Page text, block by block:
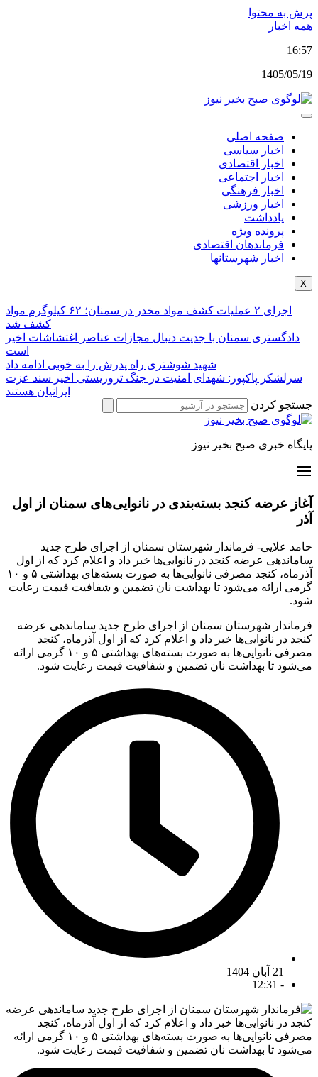
پرش به محتوا
همه اخبار
16:57
1405/05/19
صفحه اصلی
اخبار سیاسی
اخبار اقتصادی
اخبار اجتماعی
اخبار فرهنگی
اخبار ورزشی
یادداشت
پرونده ویژه
فرماندهان اقتصادی
اخبار شهرستانها
X
اجرای ۲ عملیات کشف مواد مخدر در سمنان؛ ۶۲ کیلوگرم مواد
کشف شد
دادگستری سمنان با جدیت دنبال مجازات عناصر اغتشاشات اخیر
است
شهید شوشتری راه پدرش را به خوبی ادامه داد
سرلشکر پاکپور: شهدای امنیت در جنگ تروریستی اخیر سند عزت
ایرانیان هستند
جستجو کردن
پایگاه خبری صبح بخیر نیوز
آغاز عرضه کنجد بسته‌بندی در نانوایی‌های سمنان از اول
آذر
حامد علایی- فرماندار شهرستان سمنان از اجرای طرح جدید
ساماندهی عرضه کنجد در نانوایی‌ها خبر داد و اعلام کرد که از اول
آذرماه، کنجد مصرفی نانوایی‌ها به صورت بسته‌های بهداشتی ۵ و ۱۰
گرمی ارائه می‌شود تا بهداشت نان تضمین و شفافیت قیمت رعایت
شود.
فرماندار شهرستان سمنان از اجرای طرح جدید ساماندهی عرضه
کنجد در نانوایی‌ها خبر داد و اعلام کرد که از اول آذرماه، کنجد
مصرفی نانوایی‌ها به صورت بسته‌های بهداشتی ۵ و ۱۰ گرمی ارائه
می‌شود تا بهداشت نان تضمین و شفافیت قیمت رعایت شود.
21 آبان 1404
-
12:31